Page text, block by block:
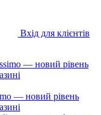
Вхід для клієнтів
— новий рівень